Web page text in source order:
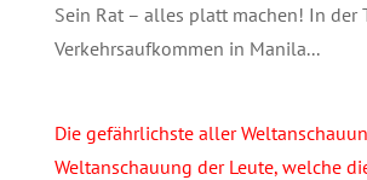
Sein Rat – alles platt machen! In der
Verkehrsaufkommen in Manila...
Die gefährlichste aller
Weltanschauung der Leute, welche